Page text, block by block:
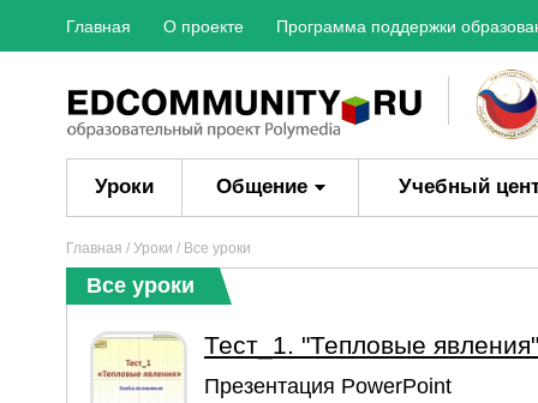
Главная О проекте Программа поддержки
Уроки Общение Учебный
Главная / Уроки / Все уроки
Все уроки
Тест_1. "Тепловые явления"
Презентация PowerPoint